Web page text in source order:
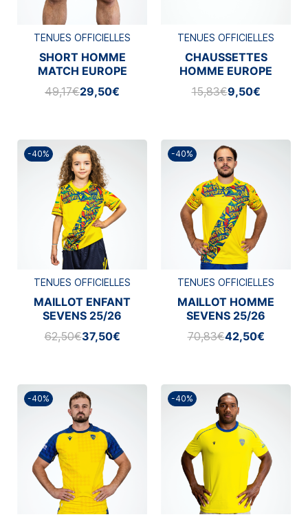
TENUES OFFICIELLES
SHORT HOMME
MATCH EUROPE
2025/2026
49,17€29,50€
TENUES OFFICIELLES
CHAUSSETTES
HOMME EUROPE
2025/2026
15,83€9,50€
-40%
TENUES OFFICIELLES
MAILLOT ENFANT
SEVENS 25/26
62,50€37,50€
-40%
TENUES OFFICIELLES
MAILLOT HOMME
SEVENS 25/26
70,83€42,50€
-40% -40%